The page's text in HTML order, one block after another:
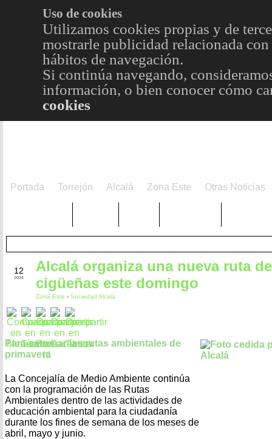
Uso de cookies
Utilizamos cookies propias y de
mostrarle publicidad relacionada
hábitos de navegación.
Si continúa navegando,
información, o bien conocer cómo
cookies
Portada Torrejón Alcalá Zona Este Otras Noticias
12
2024
Alcalá organiza una nueva ruta
cigüeñas este domingo
Zona Este - Sociedad Alcalá
Para estrenar las rutas ambientales de
primavera
La Concejalía de Medio Ambiente continúa
con la programación de las Rutas
Ambientales dentro de las actividades de
educación ambiental para la ciudadanía
durante los fines de semana de los meses de
abril, mayo y junio.